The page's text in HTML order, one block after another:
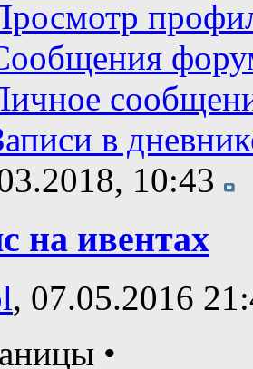
в
10:43
на ивентах